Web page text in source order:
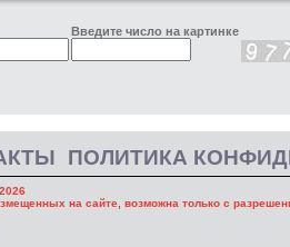
Введите число на картинке
ПОЛИТИКА
на сайте, возможна только с